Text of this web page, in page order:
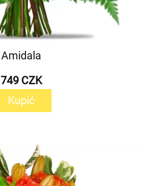
Amidala
749 CZK
Kupić